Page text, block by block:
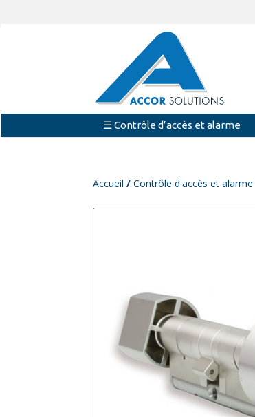
☰ Contrôle d’accès et alarme
Accueil /Contrôle d'accès et alarme